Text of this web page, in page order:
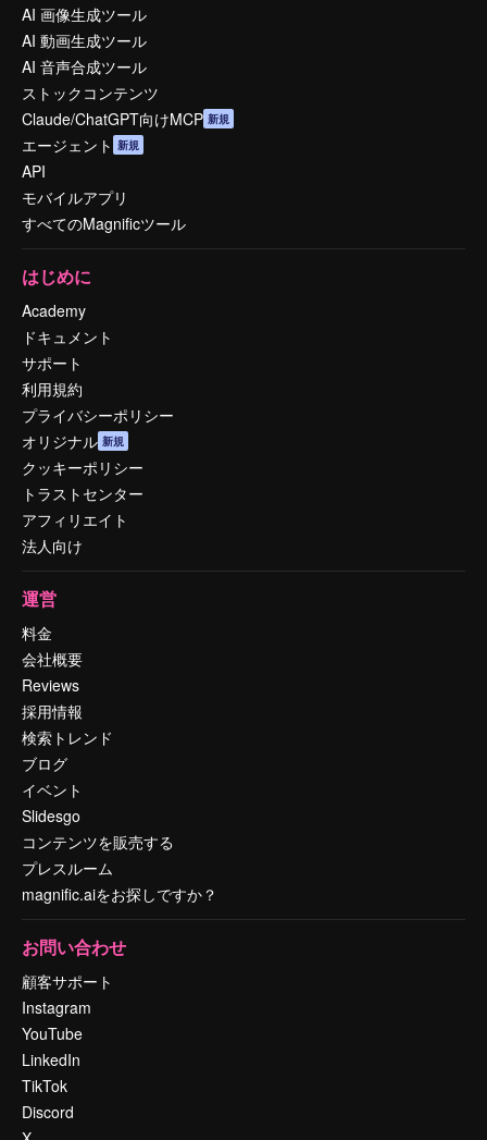
AI 画像生成ツール
AI 動画生成ツール
AI 音声合成ツール
ストックコンテンツ
Claude/ChatGPT向けMCP 新規
エージェント 新規
API
モバイルアプリ
すべてのMagnificツール
はじめに
Academy
ドキュメント
サポート
利用規約
プライバシーポリシー
オリジナル 新規
クッキーポリシー
トラストセンター
アフィリエイト
法人向け
運営
料金
会社概要
Reviews
採用情報
検索トレンド
ブログ
イベント
Slidesgo
コンテンツを販売する
プレスルーム
magnific.aiをお探しですか？
お問い合わせ
顧客サポート
Instagram
YouTube
LinkedIn
TikTok
Discord